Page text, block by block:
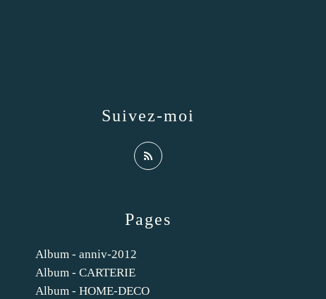
Pages
Album - anniv-2012
Album - CARTERIE
Album - HOME-DECO
Suivez-moi